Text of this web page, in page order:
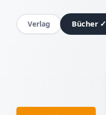
Verlag Bücher ✓